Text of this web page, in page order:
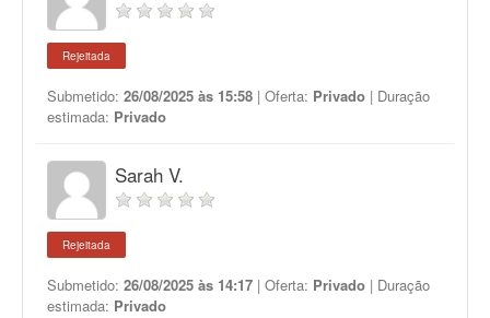
Rejeitada
Submetido: 26/08/2025 às 15:58 | Oferta: Privado | Duração
estimada: Privado
Sarah V.
Rejeitada
Submetido: 26/08/2025 às 14:17 | Oferta: Privado | Duração
estimada: Privado